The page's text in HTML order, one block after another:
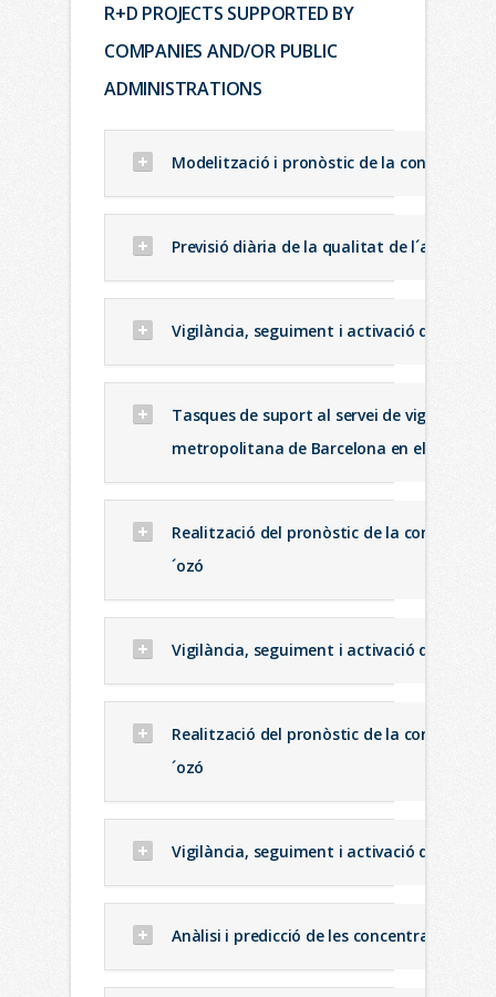
R+D PROJECTS SUPPORTED BY
COMPANIES AND/OR PUBLIC
ADMINISTRATIONS
Modelització i pronòstic de la
Previsió diària de la qualitat de l´aire a
Vigilància, seguiment i activació de
Tasques de suport al servei de vigilància
metropolitana de Barcelona en el cas
Realització del pronòstic de la
´ozó
Vigilància, seguiment i activació de
Realització del pronòstic de la
´ozó
Vigilància, seguiment i activació de
Anàlisi i predicció de les concentracions